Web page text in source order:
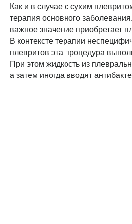
Как и в случае с сухим
терапия основного
важное значение приобретает
В контексте терапии
плевритов эта процедура
При этом жидкость из
а затем иногда вводят